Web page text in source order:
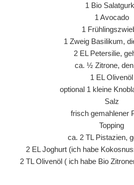
1 Bio
1 Avocado
1
1 Zweig Basilikum,
2 EL Petersilie,
ca. ½ Zitrone,
1 EL Olivenöl
optional 1 kleine
Salz
frisch gemahlener
Topping
ca. 2 TL Pistazien,
2 EL Joghurt (ich habe
2 TL Olivenöl ( ich habe Bio